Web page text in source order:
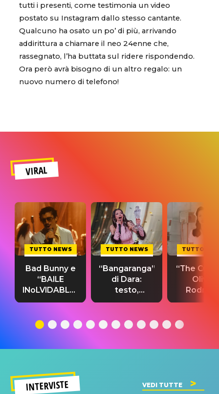
tutti i presenti, come testimonia un video
postato su Instagram dallo stesso cantante.
Qualcuno ha osato un po’ di più, arrivando
addirittura a chiamare il neo 24enne che,
rassegnato, l’ha buttata sul ridere rispondendo.
Ora però avrà bisogno di un altro regalo: un
nuovo numero di telefono!
VIRAL
TUTTO NEWS
Bad Bunny e
“BAILE
INoLVIDABLE”:
testo,
significato
TUTTO NEWS
“Bangaranga”
di Dara:
testo,
traduzione e
del singolo
TUTTO
“The
Olivia
testo,
INTERVISTE VEDI TUTTE